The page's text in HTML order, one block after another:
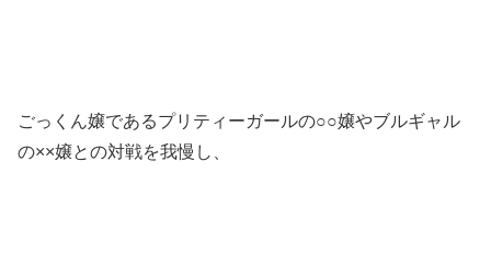
ごっくん嬢であるプリティーガールの○○嬢やブルギャル
の××嬢との対戦を我慢し、